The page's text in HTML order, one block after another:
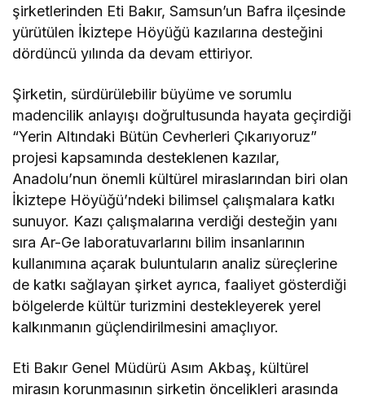
şirketlerinden Eti Bakır, Samsun’un Bafra ilçesinde
yürütülen İkiztepe Höyüğü kazılarına desteğini
dördüncü yılında da devam ettiriyor.
Şirketin, sürdürülebilir büyüme ve sorumlu
madencilik anlayışı doğrultusunda hayata geçirdiği
“Yerin Altındaki Bütün Cevherleri Çıkarıyoruz”
projesi kapsamında desteklenen kazılar,
Anadolu’nun önemli kültürel miraslarından biri olan
İkiztepe Höyüğü’ndeki bilimsel çalışmalara katkı
sunuyor. Kazı çalışmalarına verdiği desteğin yanı
sıra Ar-Ge laboratuvarlarını bilim insanlarının
kullanımına açarak buluntuların analiz süreçlerine
de katkı sağlayan şirket ayrıca, faaliyet gösterdiği
bölgelerde kültür turizmini destekleyerek yerel
kalkınmanın güçlendirilmesini amaçlıyor.
Eti Bakır Genel Müdürü Asım Akbaş, kültürel
mirasın korunmasının şirketin öncelikleri arasında